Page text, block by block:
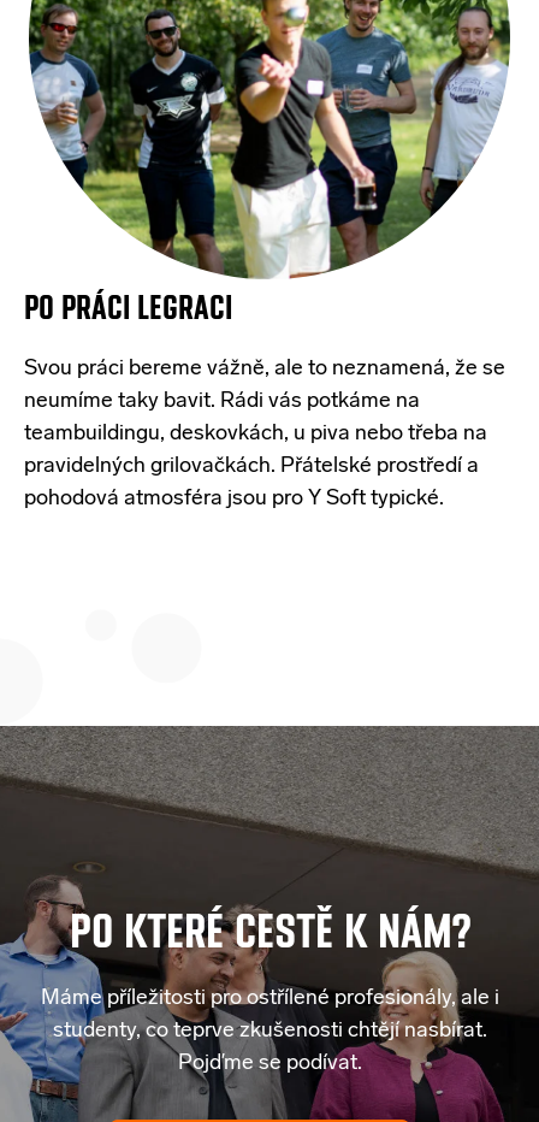
PO PRÁCI LEGRACI
Svou práci bereme vážně, ale to neznamená, že se
neumíme taky bavit. Rádi vás potkáme na
teambuildingu, deskovkách, u piva nebo třeba na
pravidelných grilovačkách. Přátelské prostředí a
pohodová atmosféra jsou pro Y Soft typické.
PO KTERÉ CESTĚ K NÁM?
Máme příležitosti pro ostřílené profesionály, ale i
studenty, co teprve zkušenosti chtějí nasbírat.
Pojďme se podívat.